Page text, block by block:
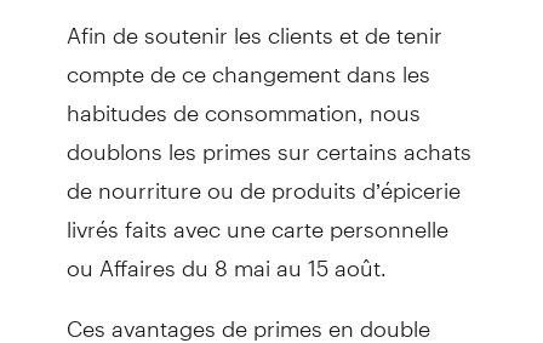
Afin de soutenir les clients et de tenir
compte de ce changement dans les
habitudes de consommation, nous
doublons les primes sur certains achats
de nourriture ou de produits d’épicerie
livrés faits avec une carte personnelle
ou Affaires du 8 mai au 15 août.
Ces avantages de primes en double